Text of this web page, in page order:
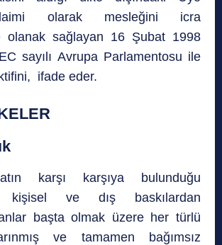
olarak mesleğini icra
olanak sağlayan 16 Şubat 1998
sayılı Avrupa Parlamentosu ile
ifade eder.
karşı karşıya bulunduğu
kişisel ve dış baskılardan
başta olmak üzere her türlü
ve tamamen bağımsız